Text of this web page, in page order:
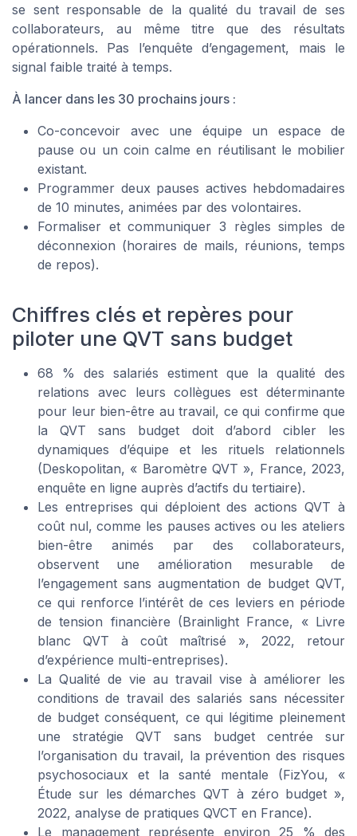
se sent responsable de la qualité du travail de ses
collaborateurs, au même titre que des résultats
opérationnels. Pas l’enquête d’engagement, mais le
signal faible traité à temps.
À lancer dans les 30 prochains jours :
Co-concevoir avec une équipe un espace de
pause ou un coin calme en réutilisant le mobilier
existant.
Programmer deux pauses actives hebdomadaires
de 10 minutes, animées par des volontaires.
Formaliser et communiquer 3 règles simples de
déconnexion (horaires de mails, réunions, temps
de repos).
Chiffres clés et repères pour
piloter une QVT sans budget
68 % des salariés estiment que la qualité des
relations avec leurs collègues est déterminante
pour leur bien-être au travail, ce qui confirme que
la QVT sans budget doit d’abord cibler les
dynamiques d’équipe et les rituels relationnels
(Deskopolitan, « Baromètre QVT », France, 2023,
enquête en ligne auprès d’actifs du tertiaire).
Les entreprises qui déploient des actions QVT à
coût nul, comme les pauses actives ou les ateliers
bien-être animés par des collaborateurs,
observent une amélioration mesurable de
l’engagement sans augmentation de budget QVT,
ce qui renforce l’intérêt de ces leviers en période
de tension financière (Brainlight France, « Livre
blanc QVT à coût maîtrisé », 2022, retour
d’expérience multi-entreprises).
La Qualité de vie au travail vise à améliorer les
conditions de travail des salariés sans nécessiter
de budget conséquent, ce qui légitime pleinement
une stratégie QVT sans budget centrée sur
l’organisation du travail, la prévention des risques
psychosociaux et la santé mentale (FizYou, «
Étude sur les démarches QVT à zéro budget »,
2022, analyse de pratiques QVCT en France).
Le management représente environ 25 % des